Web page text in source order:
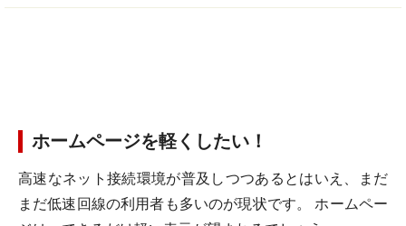
ホームページを軽くしたい！
高速なネット接続環境が普及しつつあるとはいえ、まだ
まだ低速回線の利用者も多いのが現状です。 ホームペー